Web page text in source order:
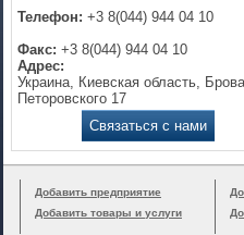
Телефон: +3 8(044) 944 04 10
Факс: +3 8(044) 944 04 10
Адрес:
Украина, Киевская область,
Петоровского 17
Связаться с нами
Добавить предприятие
Добавить товары и услуги